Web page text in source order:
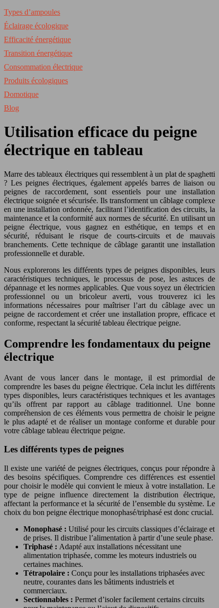
Types d’ampoules
Éclairage écologique
Efficacité énergétique
Transition énergétique
Consommation électrique
Produits écologiques
Domotique
Blog
Utilisation efficace du peigne
électrique en tableau
Marre des tableaux électriques qui ressemblent à un plat de spaghetti
? Les peignes électriques, également appelés barres de liaison ou
peignes de raccordement, sont essentiels pour une installation
électrique soignée et sécurisée. Ils transforment un câblage complexe
en une installation ordonnée, facilitant l’identification des circuits, la
maintenance et la conformité aux normes de sécurité. En utilisant un
peigne électrique, vous gagnez en esthétique, en temps et en
sécurité, réduisant le risque de courts-circuits et de mauvais
branchements. Cette technique de câblage garantit une installation
professionnelle et durable.
Nous explorerons les différents types de peignes disponibles, leurs
caractéristiques techniques, le processus de pose, les astuces de
dépannage et les normes applicables. Que vous soyez un électricien
professionnel ou un bricoleur averti, vous trouverez ici les
informations nécessaires pour maîtriser l’art du câblage avec un
peigne de raccordement et créer une installation propre, efficace et
conforme, respectant la sécurité tableau électrique peigne.
Comprendre les fondamentaux du peigne
électrique
Avant de vous lancer dans le montage, il est primordial de
comprendre les bases du peigne électrique. Cela inclut les différents
types disponibles, leurs caractéristiques techniques et les avantages
qu’ils offrent par rapport au câblage traditionnel. Une bonne
compréhension de ces éléments vous permettra de choisir le peigne
le plus adapté et de réaliser un montage conforme et durable pour
votre câblage tableau électrique peigne.
Les différents types de peignes
Il existe une variété de peignes électriques, conçus pour répondre à
des besoins spécifiques. Comprendre ces différences est essentiel
pour choisir le modèle qui convient le mieux à votre installation. Le
type de peigne influence directement la distribution électrique,
affectant la performance et la sécurité de l’ensemble du système. Le
choix du bon peigne électrique monophasé/triphasé est donc crucial.
Monophasé : Utilisé pour les circuits classiques d’éclairage et
de prises. Il distribue l’alimentation à partir d’une seule phase.
Triphasé : Adapté aux installations nécessitant une
alimentation triphasée, comme les moteurs industriels ou
certaines machines.
Tétrapolaire : Conçu pour les installations triphasées avec
neutre, courantes dans les bâtiments industriels et
commerciaux.
Sectionnables : Permet d’isoler facilement certains circuits